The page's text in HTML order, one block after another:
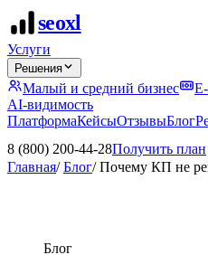
seoxl
Услуги
Решения
Малый и средний бизнес
AI-видимость
ПлатформаКейсыОтзывыБлог
8 (800) 200-44-28Получить план
Главная/ Блог/ Почему КП не
Блог